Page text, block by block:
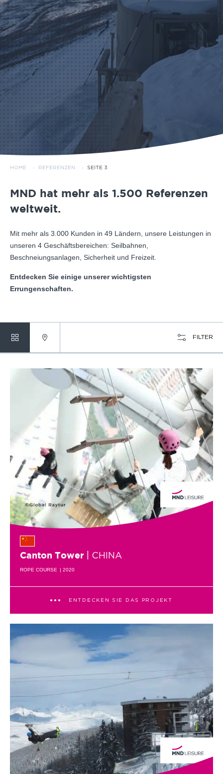
HOME · REFERENZEN · SEITE 3
MND hat mehr als 1.500 Referenzen
weltweit.
Mit mehr als 3.000 Kunden in 49 Ländern, unsere Leistungen in
unseren 4 Geschäftsbereichen: Seilbahnen,
Beschneiungsanlagen, Sicherheit und Freizeit.
Entdecken Sie einige unserer wichtigsten
Errungenschaften.
FILTER
Canton Tower | CHINA
ROPE COURSE | 2020
ENTDECKEN SIE DAS PROJEKT